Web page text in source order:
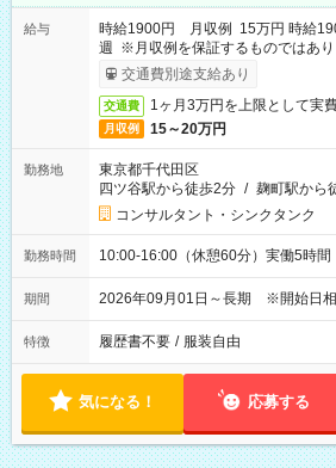
給与
時給1900円 月収例 15万円 時給
週 ※月収例を保証するものではあ
ービス利用可（利用条件有）
交通費別途支給あり
交通費 1ヶ月3万円を上限として実
月収例 15～20万円
勤務地
東京都千代田区
四ツ谷駅から徒歩2分 / 麹町駅から
コンサルタント・シンクタンク
勤務時間 10:00-16:00（休憩60分）実働5時間
期間 2026年09月01日～長期 ※開始日
特徴 履歴書不要 / 服装自由
気になる！ 応募する